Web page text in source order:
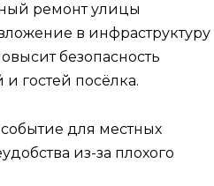
ремонт улицы
в инфраструктуру
безопасность
гостей посёлка.
для местных
из-за плохого